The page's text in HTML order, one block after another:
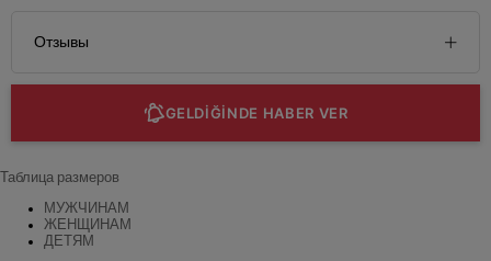
Отзывы
GELDİĞİNDE HABER VER
Таблица размеров
МУЖЧИНАМ
ЖЕНЩИНАМ
ДЕТЯМ